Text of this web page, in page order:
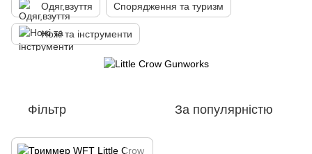
Одяг,взуття Спорядження та туризм
Ножі та інструменти
Фільтр За популярністю